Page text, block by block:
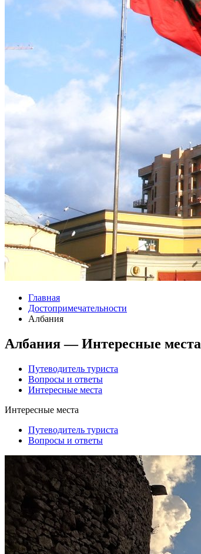
Главная
Достопримечательности
Албания
Албания — Интересные места
Путеводитель туриста
Вопросы и ответы
Интересные места
Интересные места
Путеводитель туриста
Вопросы и ответы